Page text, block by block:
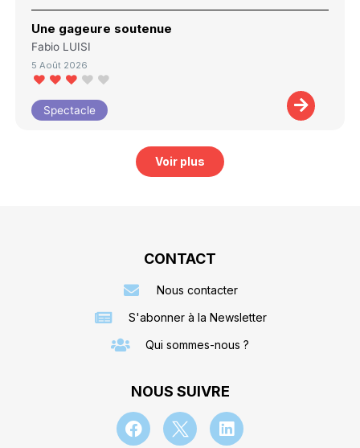
Une gageure soutenue
Fabio LUISI
5 Août 2026
Spectacle
Voir plus
CONTACT
Nous contacter
S'abonner à la Newsletter
Qui sommes-nous ?
NOUS SUIVRE